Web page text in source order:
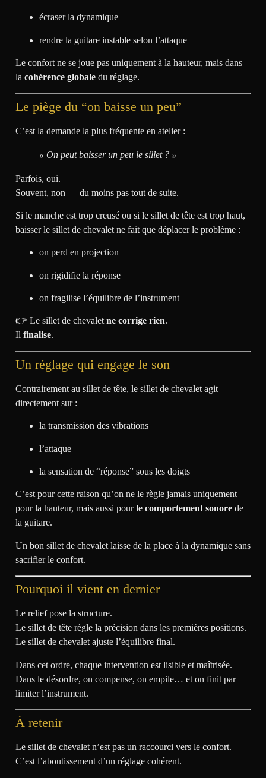
écraser la dynamique
rendre la guitare instable selon l’attaque
Le confort ne se joue pas uniquement à la hauteur, mais dans
la cohérence globale du réglage.
Le piège du “on baisse un peu”
C’est la demande la plus fréquente en atelier :
« On peut baisser un peu le sillet ? »
Parfois, oui.
Souvent, non — du moins pas tout de suite.
Si le manche est trop creusé ou si le sillet de tête est trop haut,
baisser le sillet de chevalet ne fait que déplacer le problème :
on perd en projection
on rigidifie la réponse
on fragilise l’équilibre de l’instrument
👉 Le sillet de chevaletne corrige rien.
Il finalise.
Un réglage qui engage le son
Contrairement au sillet de tête, le sillet de chevalet agit
directement sur :
la transmission des vibrations
l’attaque
la sensation de “réponse” sous les doigts
C’est pour cette raison qu’on ne le règle jamais uniquement
pour la hauteur, mais aussi pourle comportement sonore de
la guitare.
Un bon sillet de chevalet laisse de la place à la dynamique sans
sacrifier le confort.
Pourquoi il vient en dernier
Le relief pose la structure.
Le sillet de tête règle la précision dans les premières positions.
Le sillet de chevalet ajuste l’équilibre final.
Dans cet ordre, chaque intervention est lisible et maîtrisée.
Dans le désordre, on compense, on empile… et on finit par
limiter l’instrument.
À retenir
Le sillet de chevalet n’est pas un raccourci vers le confort.
C’est l’aboutissement d’un réglage cohérent.